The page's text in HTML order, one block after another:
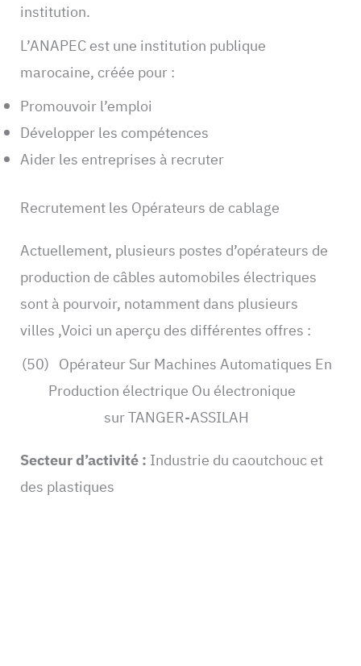
institution.
L’ANAPEC est une institution publique
marocaine, créée pour :
Promouvoir l’emploi
Développer les compétences
Aider les entreprises à recruter
Recrutement les Opérateurs de cablage
Actuellement, plusieurs postes d’opérateurs de
production de câbles automobiles électriques
sont à pourvoir, notamment dans plusieurs
villes ,Voici un aperçu des différentes offres :
(50) Opérateur Sur Machines Automatiques En
Production électrique Ou électronique
sur TANGER-ASSILAH
Secteur d’activité : Industrie du caoutchouc et
des plastiques